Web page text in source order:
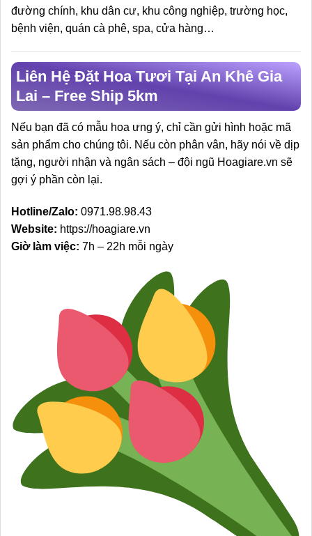
đường chính, khu dân cư, khu công nghiệp, trường học,
bệnh viện, quán cà phê, spa, cửa hàng…
Liên Hệ Đặt Hoa Tươi Tại An Khê Gia
Lai – Free Ship 5km
Nếu bạn đã có mẫu hoa ưng ý, chỉ cần gửi hình hoặc mã
sản phẩm cho chúng tôi. Nếu còn phân vân, hãy nói về dịp
tặng, người nhận và ngân sách – đội ngũ Hoagiare.vn sẽ
gợi ý phần còn lại.
Hotline/Zalo: 0971.98.98.43
Website: https://hoagiare.vn
Giờ làm việc: 7h – 22h mỗi ngày